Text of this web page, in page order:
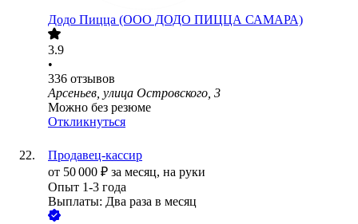
Додо Пицца (ООО ДОДО ПИЦЦА САМАРА)
3.9
•
336 отзывов
Арсеньев, улица Островского, 3
Можно без резюме
Откликнуться
Продавец-кассир
от 50 000 ₽ за месяц, на руки
Опыт 1-3 года
Выплаты: Два раза в месяц